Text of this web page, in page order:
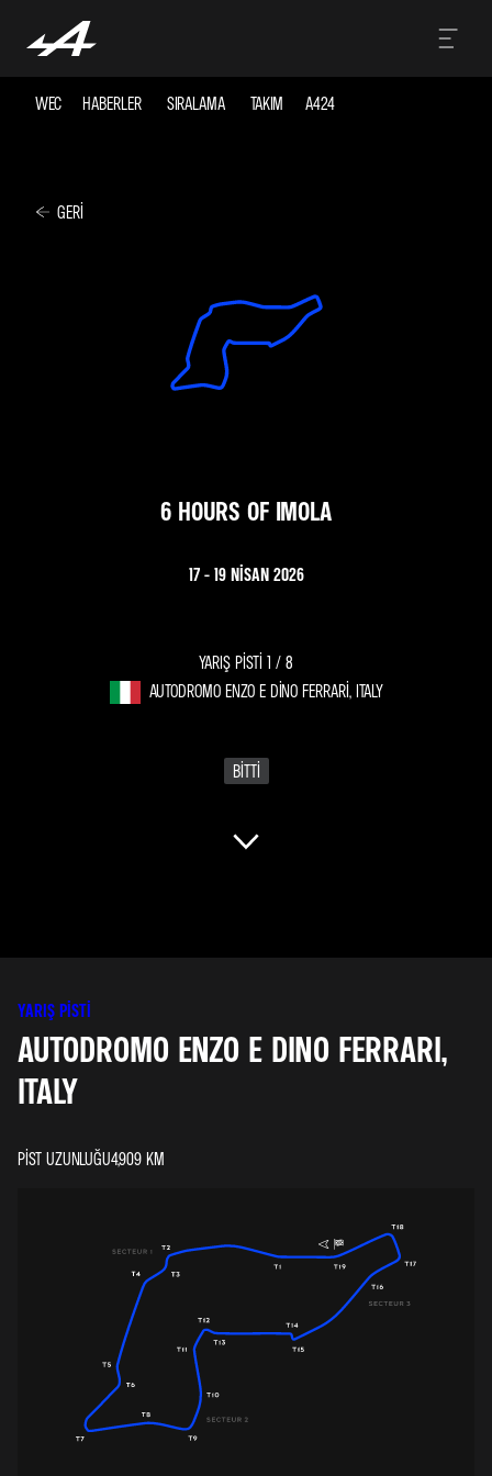
WEC HABERLER SIRALAMA TAKIM A424
GERI
6 HOURS OF IMOLA
17 - 19 NISAN 2026
YARIŞ PISTI 1 / 8
AUTODROMO ENZO E DINO FERRARI, ITALY
BITTI
YARIŞ PISTI
AUTODROMO ENZO E DINO FERRARI,
ITALY
PIST UZUNLUĞU4,909 KM